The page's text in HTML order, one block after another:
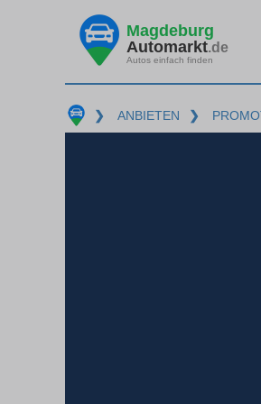
Magdeburg
Automarkt.de
Autos einfach finden
❯ ANBIETEN ❯